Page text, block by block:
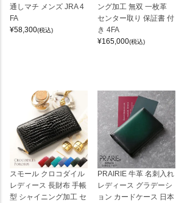
通しマチ メンズ JRA 4
FA
¥58,300(税込)
ング加工 無双 一枚革
センター取り 保証書 付
き 4FA
¥165,000(税込)
スモール クロコダイル
レディース 長財布 手帳
型 シャイニング加工 セ
PRAIRIE 牛革 名刺入れ
レディース グラデーシ
ョン カードケース 日本